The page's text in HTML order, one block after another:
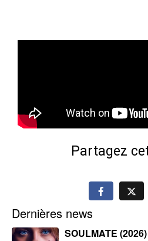
Partagez
Dernières news
SOULMATE (2026)